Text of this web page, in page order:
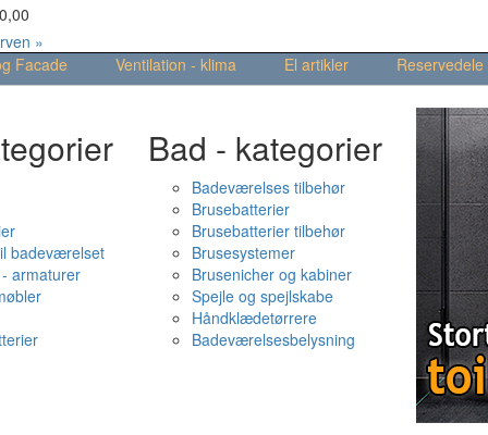
0,00
»
Facade Ventilation - klima El artikler
Reservedele
badeværelset
armaturer
Bad - kategorier
Badeværelses tilbehør
Brusebatterier
Brusebatterier tilbehør
Brusesystemer
Brusenicher og kabiner
Spejle og spejlskabe
Håndklædetørrere
Badeværelsesbelysning